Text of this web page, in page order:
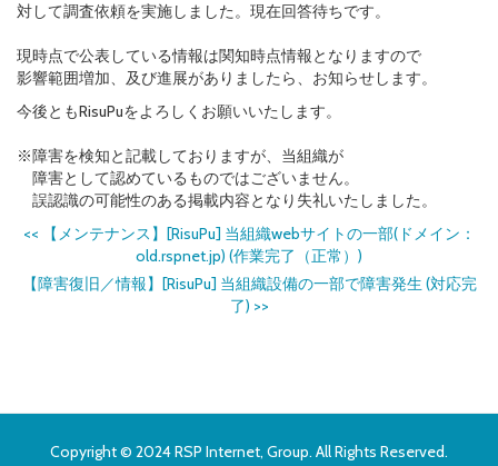
対して調査依頼を実施しました。現在回答待ちです。
現時点で公表している情報は関知時点情報となりますので
影響範囲増加、及び進展がありましたら、お知らせします。
今後ともRisuPuをよろしくお願いいたします。
※障害を検知と記載しておりますが、当組織が
障害として認めているものではございません。
誤認識の可能性のある掲載内容となり失礼いたしました。
<<
【メンテナンス】[RisuPu] 当組織webサイトの一部(ドメイン：
old.rspnet.jp) (作業完了（正常）)
【障害復旧／情報】[RisuPu] 当組織設備の一部で障害発生 (対応完
了) >>
Copyright © 2024 RSP Internet, Group. All Rights Reserved.